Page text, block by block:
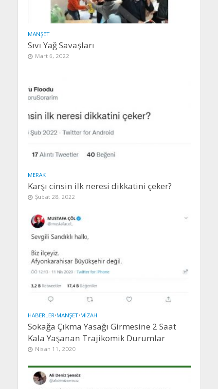
MANŞET
Sıvı Yağ Savaşları
Mart 6, 2022
MERAK
Karşı cinsin ilk neresi dikkatini çeker?
Şubat 28, 2022
HABERLER•MANŞET•MIZAH
Sokağa Çıkma Yasağı Girmesine 2 Saat
Kala Yaşanan Trajikomik Durumlar
Nisan 11, 2020